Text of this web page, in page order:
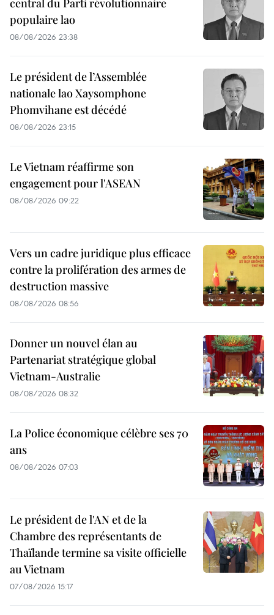
central du Parti révolutionnaire
populaire lao
08/08/2026 23:38
Le président de l’Assemblée
nationale lao Xaysomphone
Phomvihane est décédé
08/08/2026 23:15
Le Vietnam réaffirme son
engagement pour l'ASEAN
08/08/2026 09:22
Vers un cadre juridique plus efficace
contre la prolifération des armes de
destruction massive
08/08/2026 08:56
Donner un nouvel élan au
Partenariat stratégique global
Vietnam-Australie
08/08/2026 08:32
La Police économique célèbre ses 70
ans
08/08/2026 07:03
Le président de l'AN et de la
Chambre des représentants de
Thaïlande termine sa visite officielle
au Vietnam
07/08/2026 15:17